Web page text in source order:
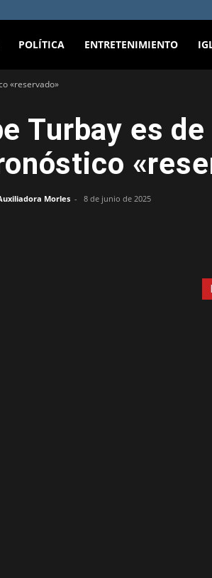
POLÍTICA ENTRETENIMIENTO
«reservado»
Turbay es
Morles - 8 de junio de 2025